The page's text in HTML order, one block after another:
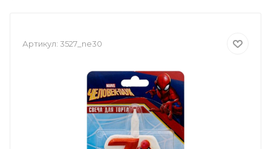
Артикул: 3527_ne30